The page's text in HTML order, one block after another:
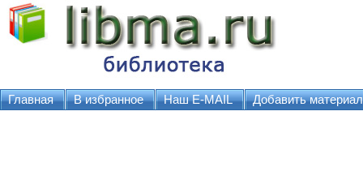
Главная В избранное Наш E-MAIL Добавить материал